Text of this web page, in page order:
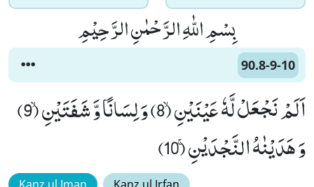
بِسْمِ اللّٰهِ الرَّحْمٰنِ الرَّحِیْمِ
90.8-9-10
اَلَمْ نَجْعَلْ لَّهٗ عَیْنَیْنِۙ (8) وَ لِسَانًا وَّ شَفَتَیْنِۙ (9)
وَ هَدَیْنٰهُ النَّجْدَیْنِۚ (10)